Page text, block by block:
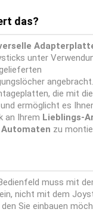
das?
unter
die mit
ermöglicht es
an Ihrem Lieblings-
Automaten zu
muss mit
nicht mit dem
Sie einbauen